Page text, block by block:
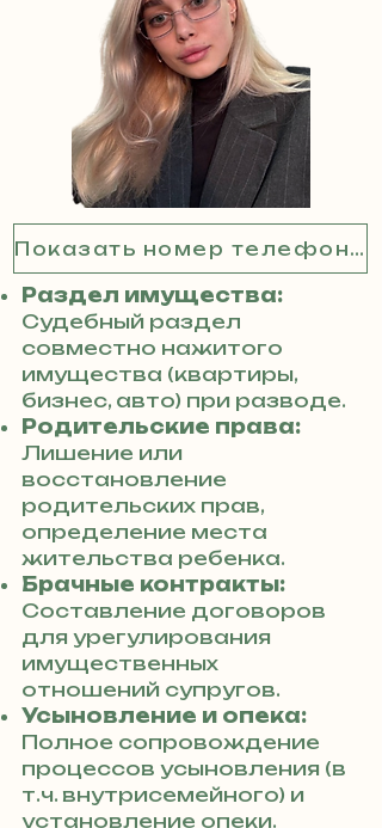
Показать номер телефона
Раздел имущества:
Судебный раздел
совместно нажитого
имущества (квартиры,
бизнес, авто) при разводе.
Родительские права:
Лишение или
восстановление
родительских прав,
определение места
жительства ребенка.
Брачные контракты:
Составление договоров
для урегулирования
имущественных
отношений супругов.
Усыновление и опека:
Полное сопровождение
процессов усыновления (в
т.ч. внутрисемейного) и
установление опеки.